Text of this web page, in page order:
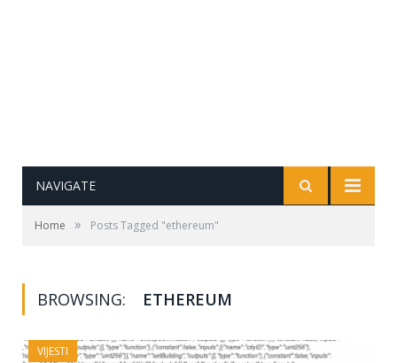
NAVIGATE
Home » Posts Tagged "ethereum"
BROWSING: ETHEREUM
VIJESTI